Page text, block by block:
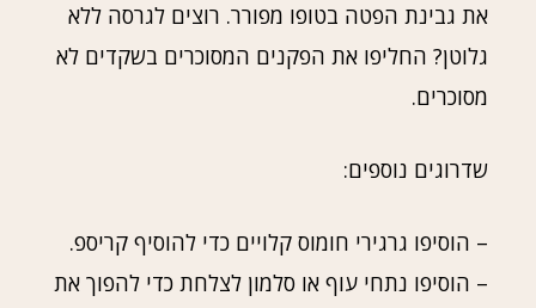
את גבינת הפטה בטופו מפורר. רוצים לגרסה ללא
גלוטן? החליפו את הפקנים המסוכרים בשקדים לא
מסוכרים.
שדרוגים נוספים:
– הוסיפו גרגירי חומוס קלויים כדי להוסיף קריספ.
– הוסיפו נתחי עוף או סלמון לצלחת כדי להפוך את